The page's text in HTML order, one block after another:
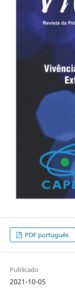
PDF português
Publicado
2021-10-05